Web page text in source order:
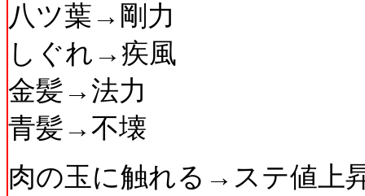
八ツ葉→剛力
しぐれ→疾風
金髪→法力
青髪→不壊
肉の玉に触れる→ステ値上